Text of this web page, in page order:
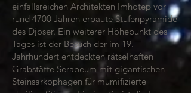
einfallsreichen Architekten Imhotep vor
rund 4700 Jahren erbaute Stufenpyramide
des Djoser. Ein weiterer Höhepunkt des
Tages ist der Besuch der im 19.
Jahrhundert entdeckten rätselhaften
Grabstätte Serapeum mit gigantischen
Steinsarkophagen für mumifizierte